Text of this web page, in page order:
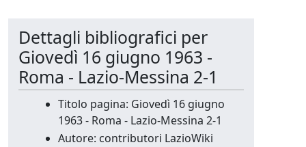
Dettagli bibliografici per
Giovedì 16 giugno 1963 -
Roma - Lazio-Messina 2-1
Titolo pagina: Giovedì 16 giugno
1963 - Roma - Lazio-Messina 2-1
Autore: contributori LazioWiki